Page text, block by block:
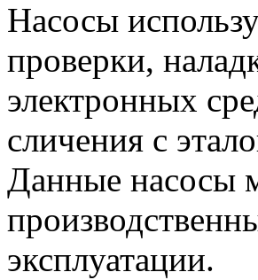
Насосы
проверки,
электронных
сличения с
Данные насосы
эксплуатации.